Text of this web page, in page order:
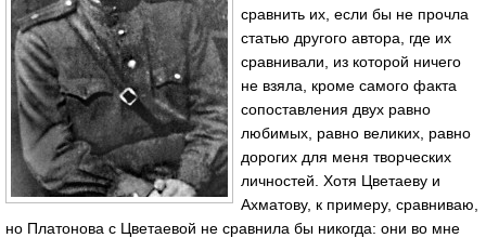
сравнить их, если бы не прочла
статью другого автора, где их
сравнивали, из которой ничего
не взяла, кроме самого факта
сопоставления двух равно
любимых, равно великих, равно
дорогих для меня творческих
личностей. Хотя Цветаеву и
Ахматову, к примеру, сравниваю,
но Платонова с Цветаевой не сравнила бы никогда: они во мне